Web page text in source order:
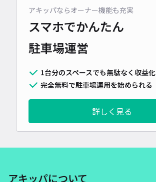
アキッパならオーナー機能も充実
スマホでかんたん
駐車場運営
1台分のスペースでも無駄なく収益化
完全無料で駐車場運用を始められる
詳しく見る
アキッパについて